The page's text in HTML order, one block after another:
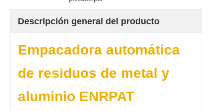
Descripción general del producto
Empacadora automática
de residuos de metal y
aluminio ENRPAT